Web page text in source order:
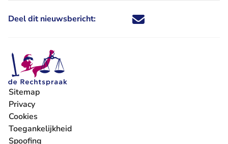
Deel dit nieuwsbericht: Deel dit nieuwsbericht via X -
Deel dit nieuwsbericht via
Deel dit nieuwsbericht
Deel dit
Sitemap
Privacy
Cookies
Toegankelijkheid
Spoofing